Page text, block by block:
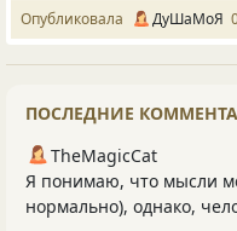
Опубликовала ДуШаМоЯ
ПОСЛЕДНИЕ
TheMagicCat
Я понимаю, что мысли
нормально), однако,